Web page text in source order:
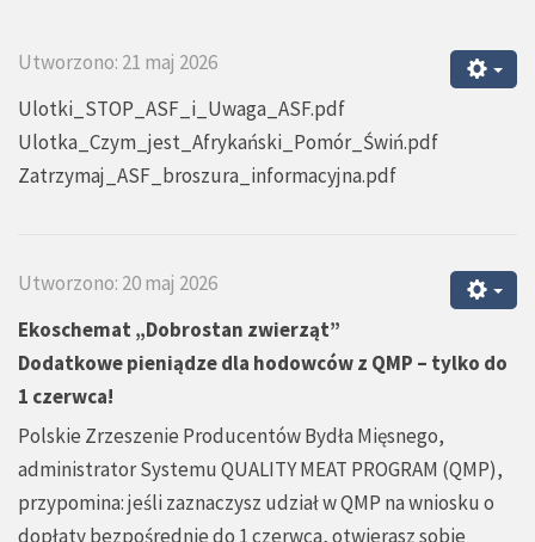
Utworzono: 21 maj 2026
Ulotki_STOP_ASF_i_Uwaga_ASF.pdf
Ulotka_Czym_jest_Afrykański_Pomór_Świń.pdf
Zatrzymaj_ASF_broszura_informacyjna.pdf
Utworzono: 20 maj 2026
Ekoschemat „Dobrostan zwierząt”
Dodatkowe pieniądze dla hodowców z QMP – tylko do
1 czerwca!
Polskie Zrzeszenie Producentów Bydła Mięsnego,
administrator Systemu QUALITY MEAT PROGRAM (QMP),
przypomina: jeśli zaznaczysz udział w QMP na wniosku o
dopłaty bezpośrednie do 1 czerwca, otwierasz sobie